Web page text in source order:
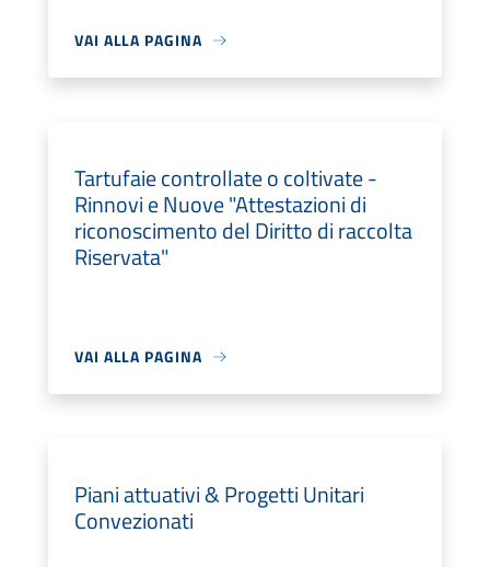
VAI ALLA PAGINA
Tartufaie controllate o coltivate -
Rinnovi e Nuove "Attestazioni di
riconoscimento del Diritto di raccolta
Riservata"
VAI ALLA PAGINA
Piani attuativi & Progetti Unitari
Convezionati